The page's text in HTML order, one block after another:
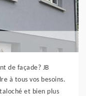
de façade? JB
à tous vos besoins.
et bien plus